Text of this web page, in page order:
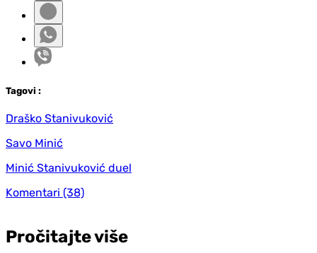
Tagovi :
Draško Stanivuković
Savo Minić
Minić Stanivuković duel
Komentari (38)
Pročitajte više